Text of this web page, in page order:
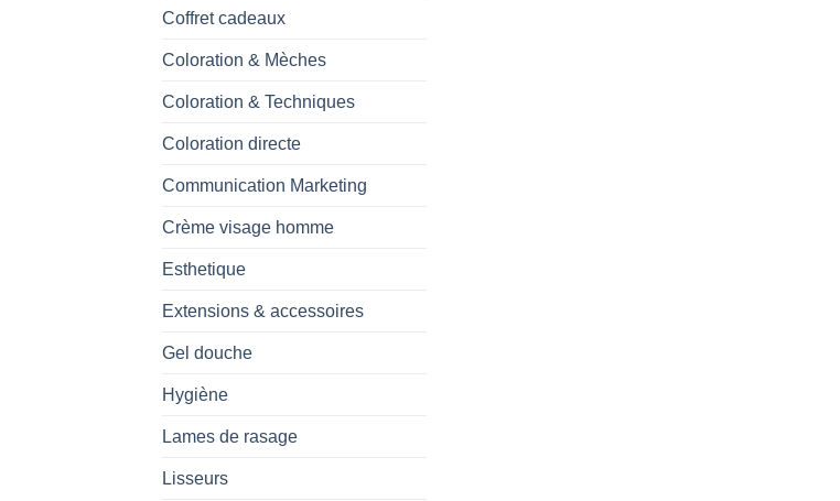
Coffret cadeaux
Coloration & Mèches
Coloration & Techniques
Coloration directe
Communication Marketing
Crème visage homme
Esthetique
Extensions & accessoires
Gel douche
Hygiène
Lames de rasage
Lisseurs